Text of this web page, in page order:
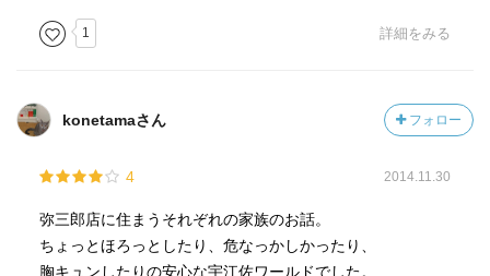
1 詳細をみる
konetamaさん フォロー
4 2014.11.30
弥三郎店に住まうそれぞれの家族のお話。
ちょっとほろっとしたり、危なっかしかったり、
胸キュンしたりの安心な宇江佐ワールドでした。